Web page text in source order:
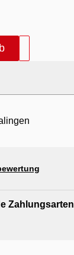
Zahlungsarten